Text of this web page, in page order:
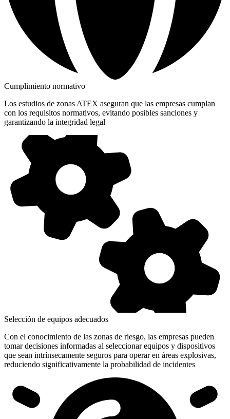
Cumplimiento normativo
Los estudios de zonas ATEX aseguran que las empresas cumplan
con los requisitos normativos, evitando posibles sanciones y
garantizando la integridad legal
Selección de equipos adecuados
Con el conocimiento de las zonas de riesgo, las empresas pueden
tomar decisiones informadas al seleccionar equipos y dispositivos
que sean intrínsecamente seguros para operar en áreas explosivas,
reduciendo significativamente la probabilidad de incidentes